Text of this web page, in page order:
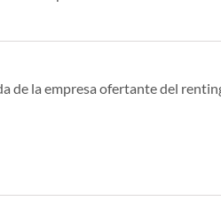
de la empresa ofertante del